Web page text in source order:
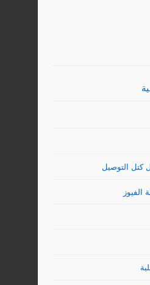
كتل التوصيل
الفيوز